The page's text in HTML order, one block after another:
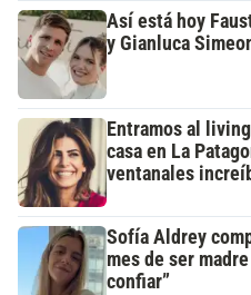
Así está hoy
y Gianluca
Entramos al
casa en La
ventanales
Sofía Aldrey
mes de ser
confiar”